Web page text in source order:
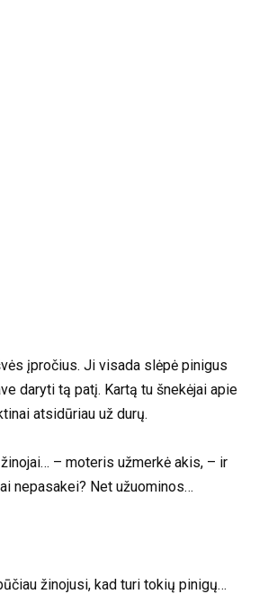
įpročius. Ji visada slėpė pinigus
daryti tą patį. Kartą tu šnekėjai apie
atsidūriau už durų.
– moteris užmerkė akis, – ir
nepasakei? Net užuominos…
žinojusi, kad turi tokių pinigų…